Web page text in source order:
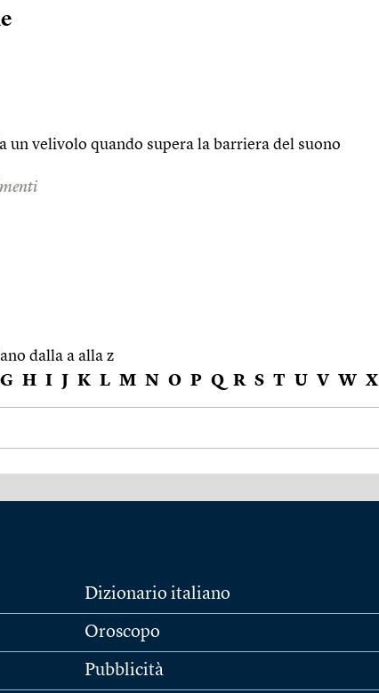
un velivolo quando supera la barriera del suono
dalla a alla z
G H I J K L M N O P Q R S T U V W X
Dizionario italiano
Oroscopo
Pubblicità